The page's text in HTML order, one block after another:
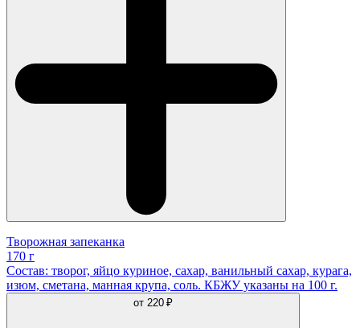
Творожная запеканка
170 г
Состав: творог, яйцо куриное, сахар, ванильный сахар, курага,
изюм, сметана, манная крупа, соль. КБЖУ указаны на 100 г.
от 220 ₽